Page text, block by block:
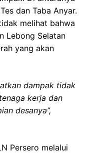
dan Taba Anyar.
melihat bahwa
Lebong Selatan
yang akan
dampak tidak
kerja dan
desanya”,
Persero melalui